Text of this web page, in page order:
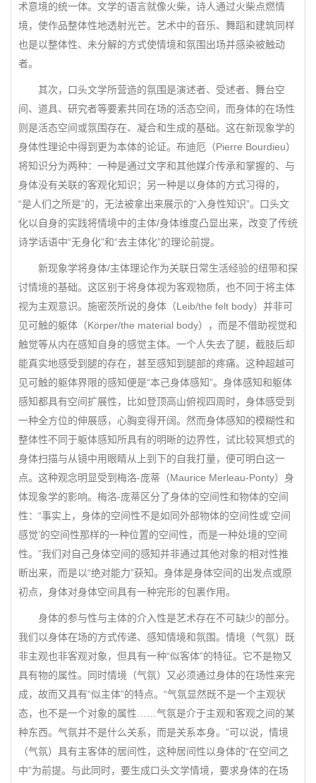
术意境的统一体。文学的语言就像火柴，诗人通过火柴点燃情
境，使作品整体性地透射光芒。艺术中的音乐、舞蹈和建筑同样
也是以整体性、未分解的方式使情境和氛围出场并感染被触动
者。
其次，口头文学所营造的氛围是演述者、受述者、舞台空
间、道具、研究者等要素共同在场的活态空间，而身体的在场性
则是活态空间或氛围存在、凝合和生成的基础。这在新现象学的
身体性理论中得到更为本体的论证。布迪厄（Pierre Bourdieu）
将知识分为两种：一种是通过文字和其他媒介传承和掌握的、与
身体没有关联的客观化知识；另一种是以身体的方式习得的，
“是人们之所是”的，无法被拿出来展示的“入身性知识”。口头文
化以自身的实践将情境中的主体/身体维度凸显出来，改变了传统
诗学话语中“无身化”和“去主体化”的理论前提。
新现象学将身体/主体理论作为关联日常生活经验的纽带和探
讨情境的基础。这区别于将身体视为客观物质，也不同于将主体
视为主观意识。施密茨所说的身体（Leib/the felt body）并非可
见可触的躯体（Körper/the material body），而是不借助视觉和
触觉等从内在感知自身的感觉主体。一个人失去了腿，截肢后却
能真实地感受到腿的存在，甚至感知到腿部的疼痛。这种超越可
见可触的躯体界限的感知便是“本己身体感知”。身体感知和躯体
感知都具有空间扩展性，比如登顶高山俯视四周时，身体感受到
一种全方位的伸展感，心胸变得开阔。然而身体感知的模糊性和
整体性不同于躯体感知所具有的明晰的边界性，试比较冥想式的
身体扫描与从镜中用眼睛从上到下的自我打量，便可明白这一
点。这种观念明显受到梅洛-庞蒂（Maurice Merleau-Ponty）身
体现象学的影响。梅洛-庞蒂区分了身体的空间性和物体的空间
性：“事实上，身体的空间性不是如同外部物体的空间性或‘空间
感觉’的空间性那样的一种位置的空间性，而是一种处境的空间
性。”我们对自己身体空间的感知并非通过其他对象的相对性推
断出来，而是以“绝对能力”获知。身体是身体空间的出发点或原
初点，身体对身体空间具有一种完形的包裹作用。
身体的参与性与主体的介入性是艺术存在不可缺少的部分。
我们以身体在场的方式传递、感知情境和氛围。情境（气氛）既
非主观也非客观对象，但具有一种“似客体”的特征。它不是物又
具有物的属性。同时情境（气氛）又必须通过身体的在场性来完
成，故而又具有“似主体”的特点。“气氛显然既不是一个主观状
态，也不是一个对象的属性……气氛是介于主观和客观之间的某
种东西。气氛并不是什么关系，而是关系本身。”可以说，情境
（气氛）具有主客体的居间性，这种居间性以身体的“在空间之
中”为前提。与此同时，要生成口头文学情境，要求身体的在场